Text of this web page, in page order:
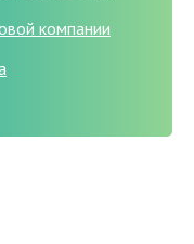
компании